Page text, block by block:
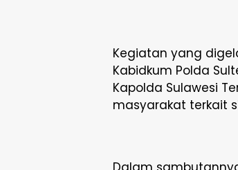
Kegiatan yang
Kabidkum Polda
Kapolda Sulawesi
masyarakat terkait